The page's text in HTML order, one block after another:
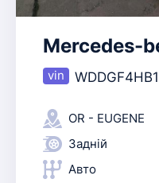
Mercedes-
OR - EUGENE
Задній
Авто